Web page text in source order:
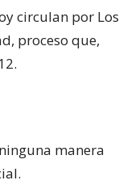
circulan por Los
proceso que,
manera